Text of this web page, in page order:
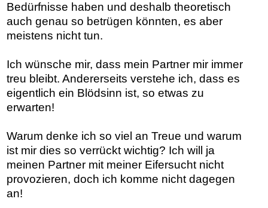
Bedürfnisse haben und deshalb theoretisch
auch genau so betrügen könnten, es aber
meistens nicht tun.
Ich wünsche mir, dass mein Partner mir immer
treu bleibt. Andererseits verstehe ich, dass es
eigentlich ein Blödsinn ist, so etwas zu
erwarten!
Warum denke ich so viel an Treue und warum
ist mir dies so verrückt wichtig? Ich will ja
meinen Partner mit meiner Eifersucht nicht
provozieren, doch ich komme nicht dagegen
an!